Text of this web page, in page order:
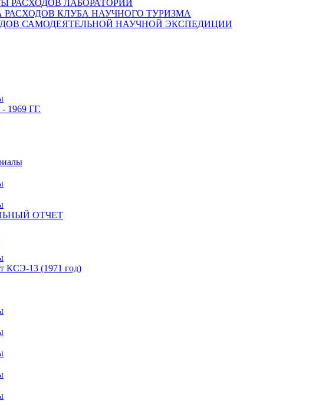
РАСХОДОВ ЛАБОРАТОРИИ
РАСХОДОВ КЛУБА НАУЧНОГО ТУРИЗМА
САМОДЕЯТЕЛЬНОЙ НАУЧНОЙ ЭКСПЕДИЦИИ
1969 ГГ.
ОТЧЕТ
КСЭ-13 (1971 год)